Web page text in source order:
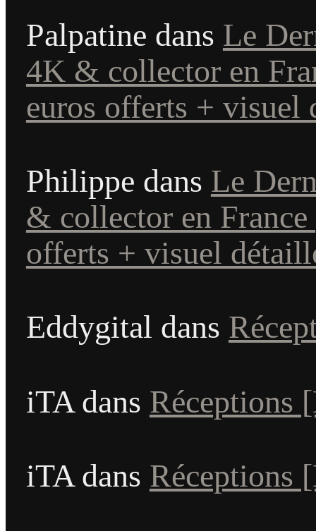
Palpatine dans Le
4K & collector en
euros offerts + visuel
Philippe dans Le
& collector en
offerts + visuel
Eddygital dans
iTAdans Réceptions
iTAdans Réceptions